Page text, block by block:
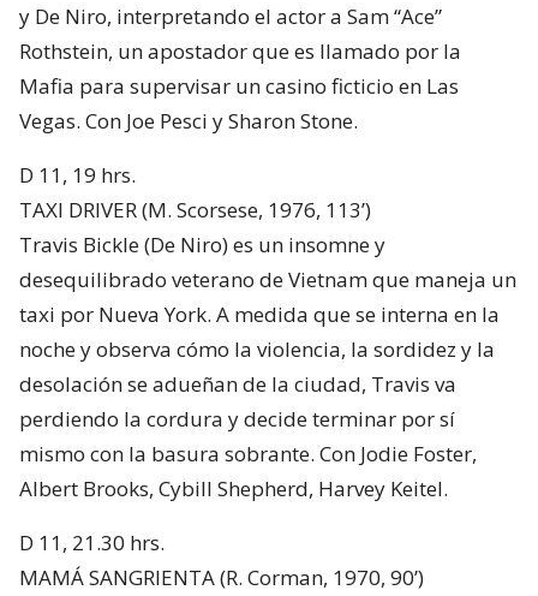
y De Niro, interpretando el actor a Sam “Ace”
Rothstein, un apostador que es llamado por la
Mafia para supervisar un casino ficticio en Las
Vegas. Con Joe Pesci y Sharon Stone.
D 11, 19 hrs.
TAXI DRIVER (M. Scorsese, 1976, 113’)
Travis Bickle (De Niro) es un insomne y
desequilibrado veterano de Vietnam que maneja un
taxi por Nueva York. A medida que se interna en la
noche y observa cómo la violencia, la sordidez y la
desolación se adueñan de la ciudad, Travis va
perdiendo la cordura y decide terminar por sí
mismo con la basura sobrante. Con Jodie Foster,
Albert Brooks, Cybill Shepherd, Harvey Keitel.
D 11, 21.30 hrs.
MAMÁ SANGRIENTA (R. Corman, 1970, 90’)